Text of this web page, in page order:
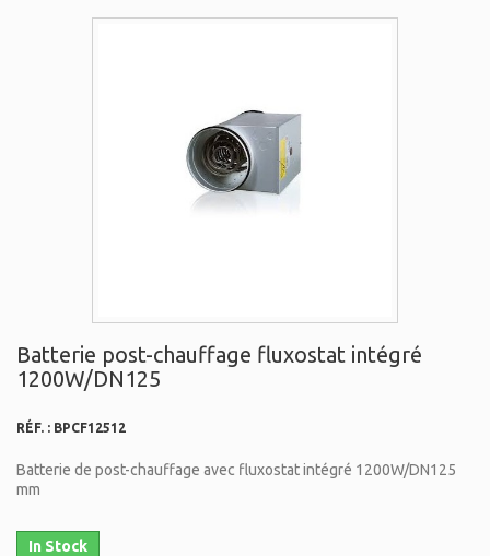
Batterie post-chauffage fluxostat intégré
1200W/DN125
RÉF. : BPCF12512
Batterie de post-chauffage avec fluxostat intégré 1200W/DN125
mm
In Stock